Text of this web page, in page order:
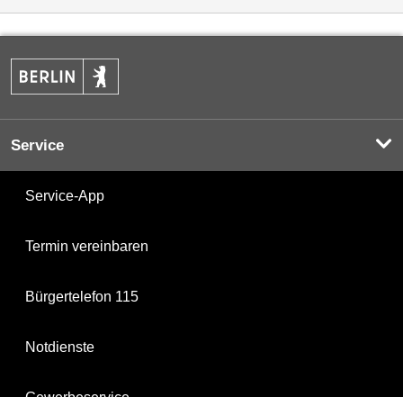
Service
Service-App
Termin vereinbaren
Bürgertelefon 115
Notdienste